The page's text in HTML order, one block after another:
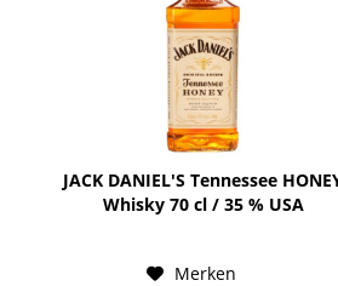
JACK DANIEL'S Tennessee
Whisky 70 cl / 35 % USA
Merken